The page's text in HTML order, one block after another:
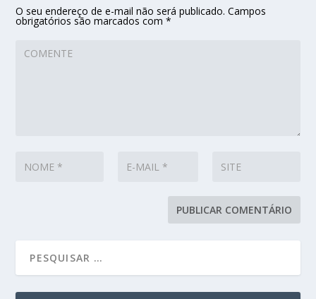
O seu endereço de e-mail não será publicado. Campos
obrigatórios são marcados com*